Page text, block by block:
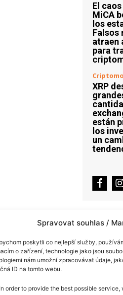
Spravovat souhlas /
poskytli co nejlepší služby,
o zařízení, technologie jako jsou
nám umožní zpracovávat údaje,
ID na tomto webu.
In order to provide the best possible
El
MiCA
los
Falsos
atraen
para
XRP
están
los
un